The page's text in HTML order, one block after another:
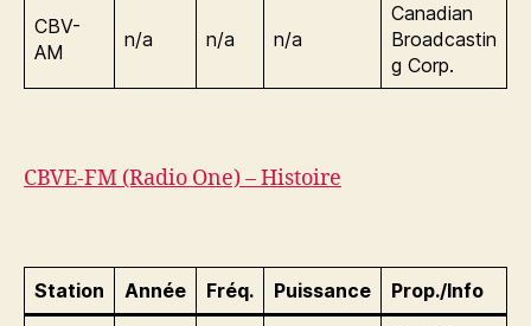
CBV-
AM
n/a n/a n/a
Canadian
Broadcastin
g Corp.
CBVE-FM (Radio One) – Histoire
Station Année Fréq. Puissance Prop./Info